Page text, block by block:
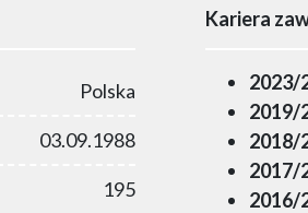
Polska
03.09.1988
195
Kariera
2023/
2019/
2018/
2017/
2016/